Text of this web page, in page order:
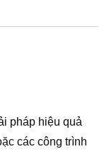
pháp hiệu quả
các công trình